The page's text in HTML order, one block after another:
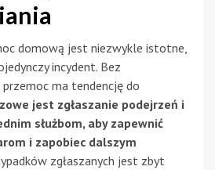
domową jest niezwykle istotne,
incydent. Bez
ma tendencję do
jest zgłaszanie podejrzeń i
służbom, aby zapewnić
i zapobiec dalszym
zgłaszanych jest zbyt